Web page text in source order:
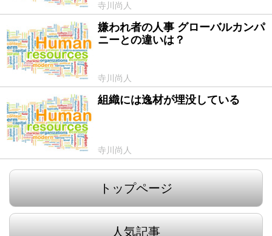
寺川尚人
2016/03/08
嫌われ者の人事 グローバルカンパ
ニーとの違いは？
寺川尚人
2016/02/01 組織には逸材が埋没している
寺川尚人
トップページ
人気記事